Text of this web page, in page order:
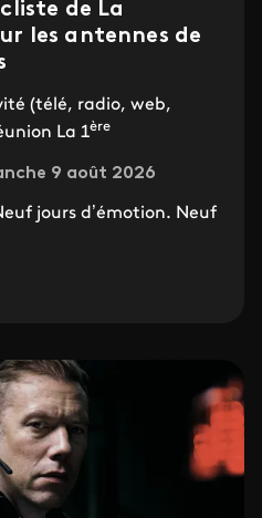
de La
les antennes de
(télé, radio, web,
La 1ère
9 août 2026
jours d’émotion. Neuf